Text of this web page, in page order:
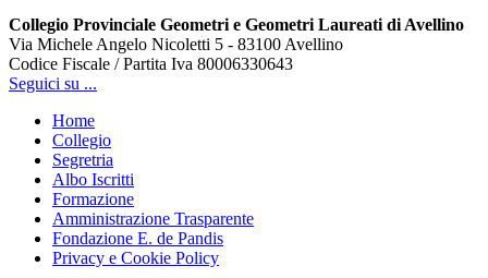
Collegio Provinciale Geometri e Geometri Laureati di Avellino
Via Michele Angelo Nicoletti 5 - 83100 Avellino
Codice Fiscale / Partita Iva 80006330643
Seguici su ...
Home
Collegio
Segretria
Albo Iscritti
Formazione
Amministrazione Trasparente
Fondazione E. de Pandis
Privacy e Cookie Policy